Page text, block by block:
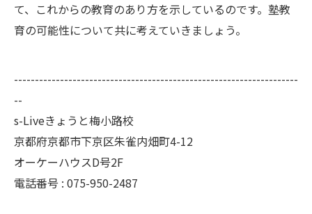
て、これからの教育のあり方を示しているのです。塾教
育の可能性について共に考えていきましょう。
--------------------------------------------------------------------
--
s-Liveきょうと梅小路校
京都府京都市下京区朱雀内畑町4-12
オーケーハウスD号2F
電話番号 : 075-950-2487